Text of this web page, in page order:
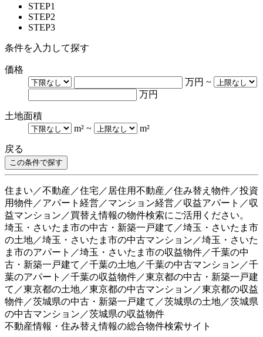
STEP1
STEP2
STEP3
条件を入力して探す
価格
万円 ~
万円
土地面積
m² ~ m²
戻る
住まい／不動産／住宅／居住用不動産／住み替え物件／投資
用物件／アパート経営／マンション経営／収益アパート／収
益マンション／買替え情報の物件検索にご活用ください。
埼玉・さいたま市の中古・新築一戸建て／埼玉・さいたま市
の土地／埼玉・さいたま市の中古マンション／埼玉・さいた
ま市のアパート／埼玉・さいたま市の収益物件／千葉の中
古・新築一戸建て／千葉の土地／千葉の中古マンション／千
葉のアパート／千葉の収益物件／東京都の中古・新築一戸建
て／東京都の土地／東京都の中古マンション／東京都の収益
物件／茨城県の中古・新築一戸建て／茨城県の土地／茨城県
の中古マンション／茨城県の収益物件
不動産情報・住み替え情報の総合物件検索サイト